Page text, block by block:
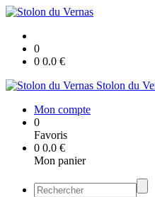
0
0 0.0 €
Stolon du
Mon compte
0
Favoris
0 0.0 €
Mon panier